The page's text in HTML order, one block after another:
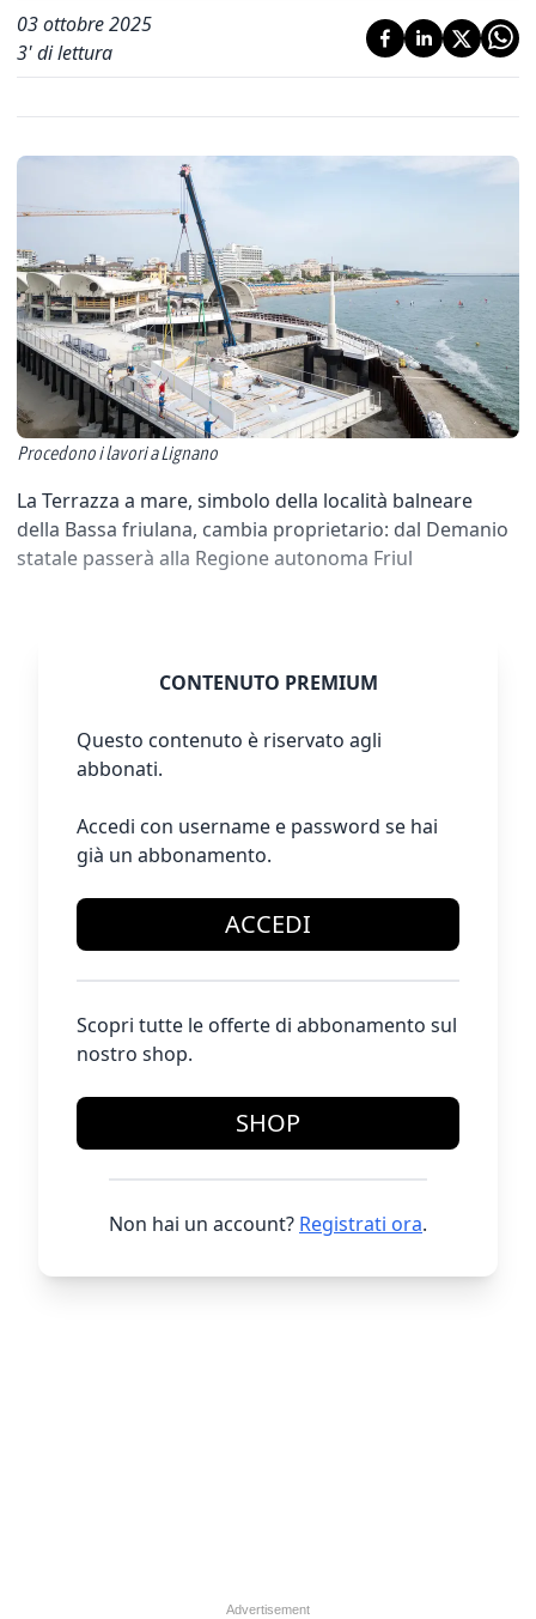
03 ottobre 2025
3' di lettura
Procedono i lavori a Lignano
La Terrazza a mare, simbolo della località balneare
della Bassa friulana, cambia proprietario: dal Demanio
statale passerà alla Regione autonoma Friul
CONTENUTO PREMIUM
Questo contenuto è riservato agli
abbonati.
Accedi con username e password se hai
già un abbonamento.
ACCEDI
Scopri tutte le offerte di abbonamento sul
nostro shop.
SHOP
Non hai un account? Registrati ora.